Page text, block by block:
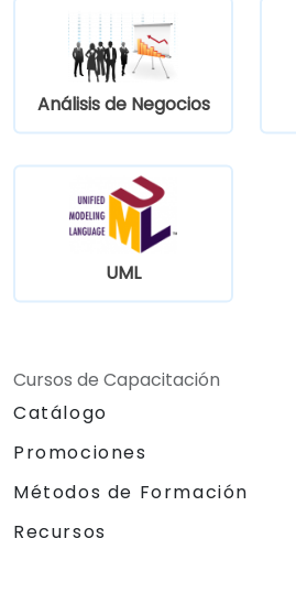
Análisis de Negocios
UML
Cursos de Capacitación
Catálogo
Promociones
Métodos de Formación
Recursos